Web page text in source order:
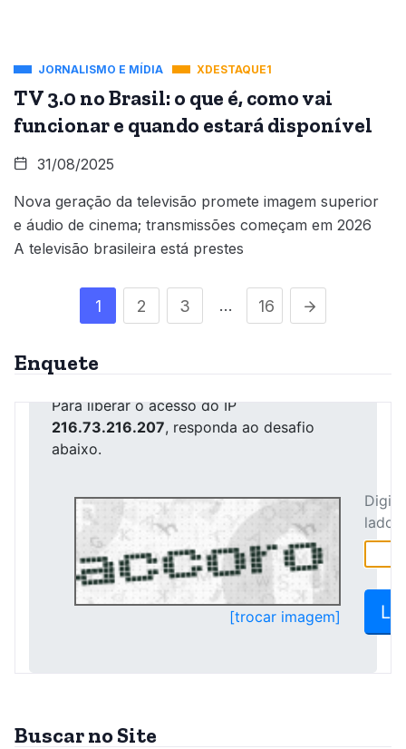
JORNALISMO E MÍDIA XDESTAQUE1
TV 3.0 no Brasil: o que é, como vai
funcionar e quando estará disponível
31/08/2025
Nova geração da televisão promete imagem superior
e áudio de cinema; transmissões começam em 2026
A televisão brasileira está prestes
1 2 3 … 16
Enquete
Buscar no Site